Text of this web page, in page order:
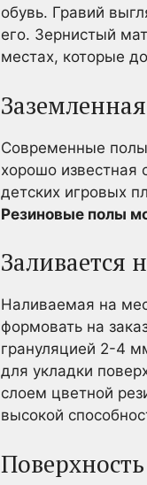
обувь. Гравий
его. Зернистый
местах, которые
Современные
хорошо известная
детских игровых
Резиновые полы
Заливается
Наливаемая на
формовать на
грануляцией 2-4
для укладки
слоем цветной
высокой